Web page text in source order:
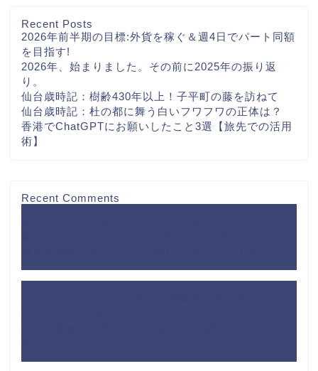
Recent Posts
2026年前半期の目標:外貨を稼ぐ＆週4日でパート同額
を目指す!
2026年、始まりました。その前に2025年の振り返
り。
仙台歳時記：樹齢430年以上！子平町の藤を訪ねて
仙台歳時記：杜の都に舞う白いフワフワの正体は？
香港でChatGPTにお願いしたこと3選【旅先での活用
術】
Recent Comments